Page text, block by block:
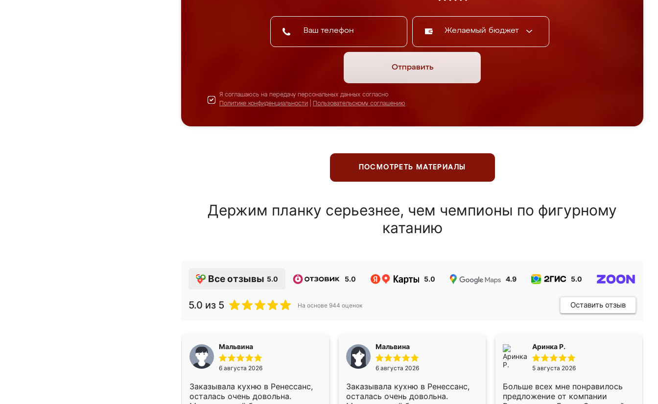
Желаемый бюджет
Отправить
Я соглашаюсь на передачу персональных данных согласно
Политике конфиденциальности
Пользовательскому соглашению
ПОСМОТРЕТЬ МАТЕРИАЛЫ
Держим планку серьезнее, чем чемпионы по фигурному
катанию
Все отзывы 5.0 5.0 5.0 4.9 5.0
5.0 из 5 На основе 944 оценок Оставить отзыв
Мальвина
6 августа 2026
Заказывала кухню в Ренессанс,
осталась очень довольна.
Мальвина
6 августа 2026
Заказывала кухню в Ренессанс,
осталась очень довольна.
Аринка Р.
5 августа 2026
Больше всех мне понравилось
предложение от компании